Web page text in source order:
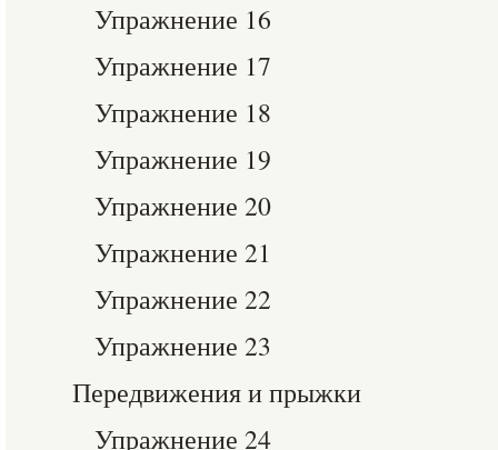
Упражнение 16
Упражнение 17
Упражнение 18
Упражнение 19
Упражнение 20
Упражнение 21
Упражнение 22
Упражнение 23
Передвижения и прыжки
Упражнение 24